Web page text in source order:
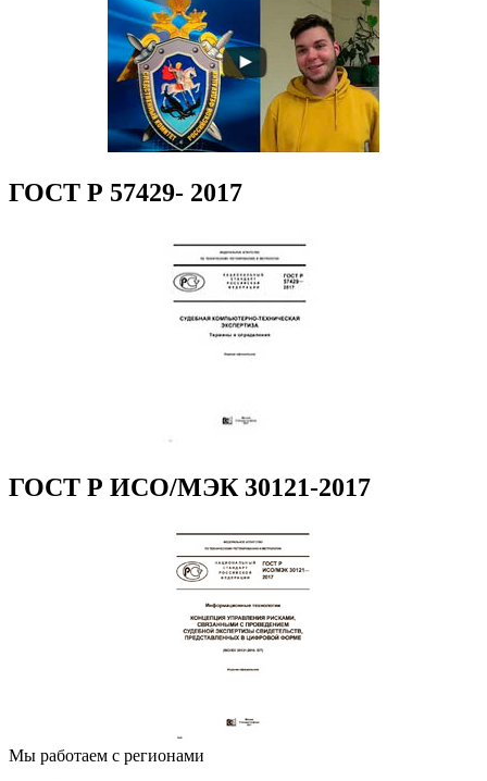
ГОСТ Р 57429- 2017
ГОСТ Р ИСО/МЭК 30121-2017
Мы работаем с регионами